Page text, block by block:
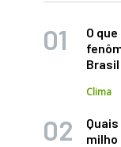
O
Brasil
Clima
milho